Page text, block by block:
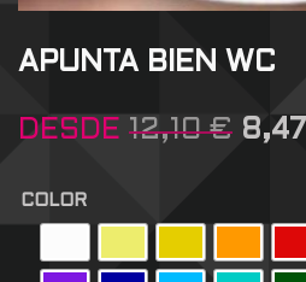
APUNTA BIEN WC
DESDE 12,10€ 8,47
COLOR